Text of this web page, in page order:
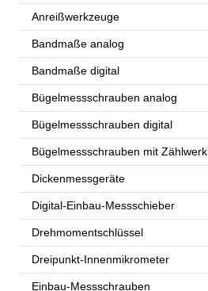
Anreißwerkzeuge
Bandmaße analog
Bandmaße digital
Bügelmessschrauben analog
Bügelmessschrauben digital
Bügelmessschrauben mit Zählwerk
Dickenmessgeräte
Digital-Einbau-Messschieber
Drehmomentschlüssel
Dreipunkt-Innenmikrometer
Einbau-Messschrauben